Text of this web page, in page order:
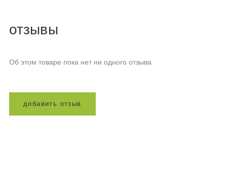
отзывы
Об этом товаре пока нет ни одного отзыва
доба вит ь отз ыв